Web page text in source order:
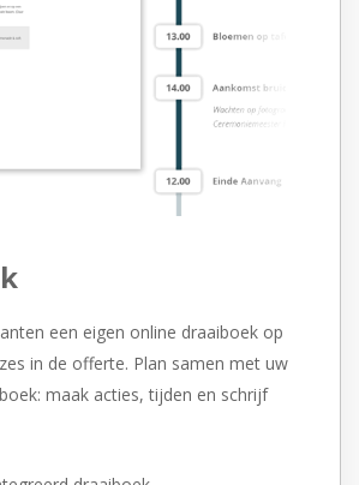
een eigen online draaiboek op
in de offerte. Plan samen met uw
maak acties, tijden en schrijf